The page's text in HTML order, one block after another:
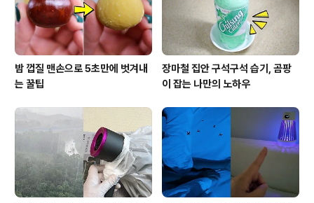
밤 껍질 맨손으로 5초만에 벗겨내
는 꿀팁
장마철 집안 구석구석 습기, 곰팡
이 잡는 나만의 노하우